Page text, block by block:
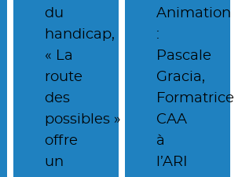
du
handicap,
« La
route
des
possibles »
offre
un
Animation
:
Pascale
Gracia,
Formatrice
CAA
à
l’ARI